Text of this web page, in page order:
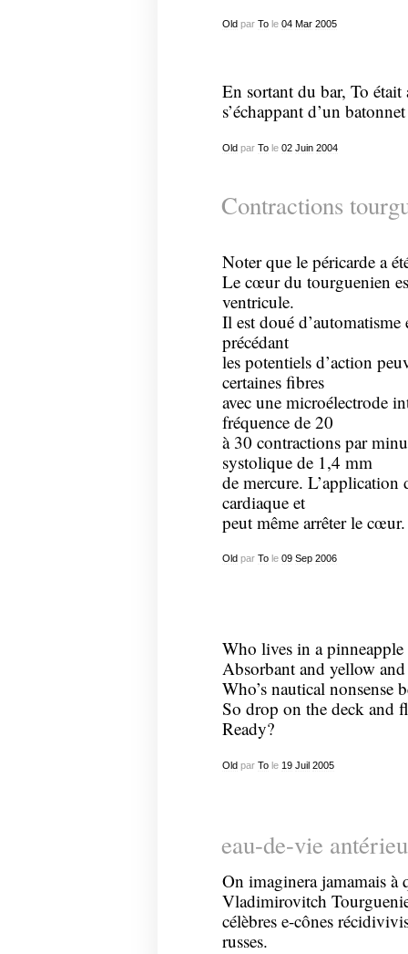
Oldpar Tole 04 Mar 2005
En sortant du bar, To était
s’échappant d’un
Oldpar Tole 02 Juin 2004
Contractions
Noter que le péricarde a
Le cœur du tourguenien
ventricule.
Il est doué
précédant
les potentiels d’action
certaines fibres
avec une microélectrode
fréquence de 20
à 30 contractions par
systolique de 1,4 mm
de mercure. L’application
cardiaque et
peut même arrêter le cœur.
Old par Tole 09 Sep 2006
Who lives in a pinneapple
Absorbant and yellow
Who’s nautical nonsense
So drop on the deck and
Ready?
Oldpar Tole 19 Juil 2005
eau-de-vie
On imaginera jamamais à
Vladimirovitch
célèbres e-cônes
russes.